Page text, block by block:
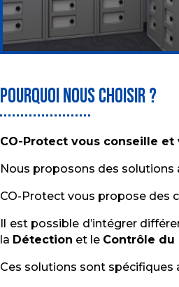
POurquoi nous choisir ?
CO-Protect vous conseille
Nous proposons des solutions
CO-Protect vous propose des
Il est possible d’intégrer
la Détection et le Contrôle du
Ces solutions sont spécifiques